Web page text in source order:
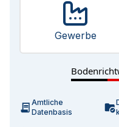
Gewerbe
Amtliche
Datenbasis